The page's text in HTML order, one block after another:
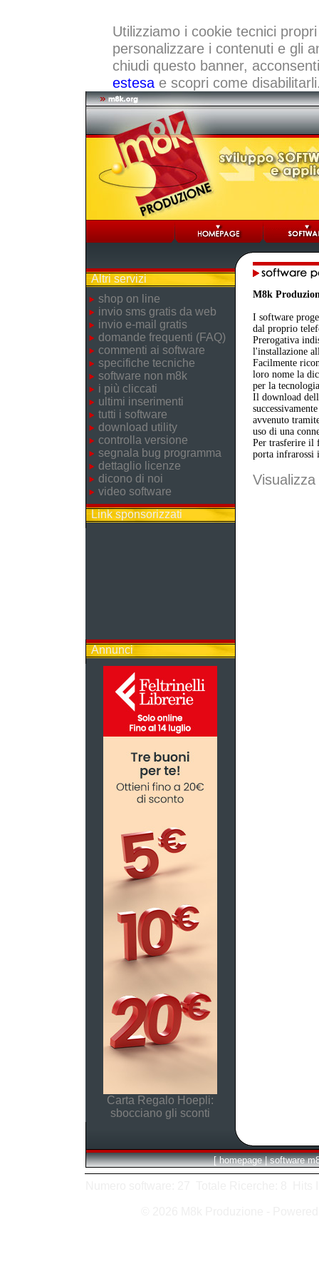
Utilizziamo i cookie tecnici
personalizzare i contenuti e gli
chiudi questo banner,
estesae scopri come
Altri servizi
shop on line
invio sms gratis da web
invio e-mail gratis
domande frequenti (FAQ)
commenti ai software
specifiche tecniche
software non m8k
i più cliccati
ultimi inserimenti
tutti i software
download utility
controlla versione
segnala bug programma
dettaglio licenze
dicono di noi
video software
Link sponsorizzati
Annunci
Carta Regalo Hoepli:
sbocciano gli sconti
M8k
I software
dal proprio
Prerogativa
l'installazione
Facilmente
loro nome la
per la
Il download
avvenuto
uso di una
Per trasferire il
porta infrarossi
[ homepage | software